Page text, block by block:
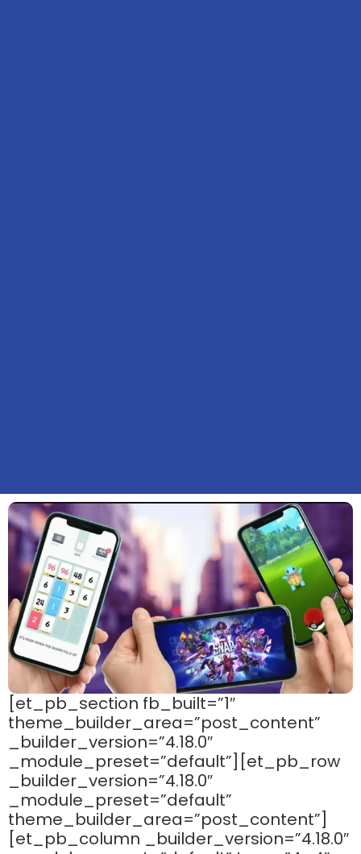
[et_pb_section fb_built=”1″
theme_builder_area=”post_content”
_builder_version=”4.18.0″
_module_preset=”default”][et_pb_row
_builder_version=”4.18.0″
_module_preset=”default”
theme_builder_area=”post_content”]
[et_pb_column _builder_version=”4.18.0″